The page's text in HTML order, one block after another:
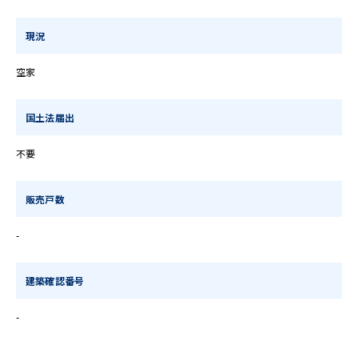
現況
空家
国土法届出
不要
販売戸数
-
建築確認番号
-